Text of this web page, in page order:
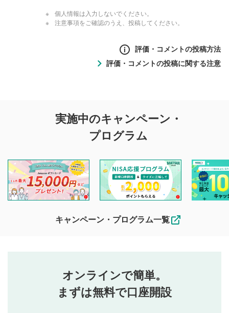
個人情報は入力しないでください。
注意事項をご確認のうえ、投稿してください。
評価・コメントの投稿方法
投稿するボタン
星で評価をすると投稿できます。（お名前とコメント
評価・コメントの投稿に関する注意
投稿に関する注意
を目的として、各動画コンテンツに、評価およびコメントの
投稿ができます。利用者は以下の注意事項をご理解のうえ、
閲覧および投稿を行うものとしてください。
他の利用者が動画を視聴される際の参考になるコメントをお
待ちしております。
なお、投稿をもって、本注意事項に同意されたものとみなし
行ってください。
当社は、利用者同士、もしくは利用者と第三者間のトラ
ブルによって生じた損害に対して一切の責任を負いませ
実施中のキャンペーン・
プログラム
キャンペーン・プログラム一覧
オンラインで簡単。
まずは無料で口座開設